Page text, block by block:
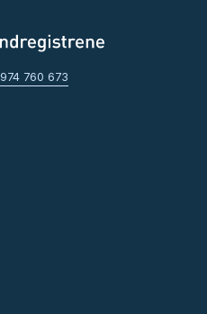
974 760 673